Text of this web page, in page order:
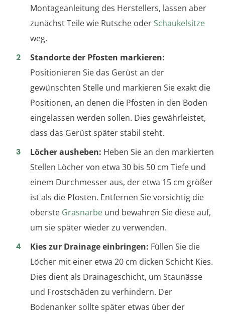
Montageanleitung des Herstellers, lassen aber
zunächst Teile wie Rutsche oderSchaukelsitze
weg.
Standorte der Pfosten markieren:
Positionieren Sie das Gerüst an der
gewünschten Stelle und markieren Sie exakt die
Positionen, an denen die Pfosten in den Boden
eingelassen werden sollen. Dies gewährleistet,
dass das Gerüst später stabil steht.
Löcher ausheben: Heben Sie an den markierten
Stellen Löcher von etwa 30 bis 50 cm Tiefe und
einem Durchmesser aus, der etwa 15 cm größer
ist als die Pfosten. Entfernen Sie vorsichtig die
oberste Grasnarbe und bewahren Sie diese auf,
um sie später wieder zu verwenden.
Kies zur Drainage einbringen: Füllen Sie die
Löcher mit einer etwa 20 cm dicken Schicht Kies.
Dies dient als Drainageschicht, um Staunässe
und Frostschäden zu verhindern. Der
Bodenanker sollte später etwas über der